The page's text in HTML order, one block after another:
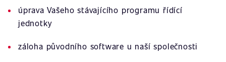
úprava Vašeho stávajícího programu řídící
jednotky
záloha původního software u naší společnosti